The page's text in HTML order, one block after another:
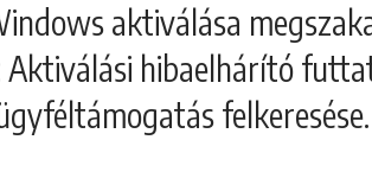
aktiválása
hibaelhárító
felkeresése.